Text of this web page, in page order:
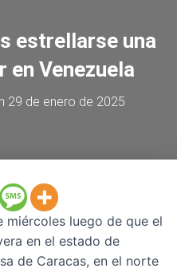
estrellarse una
en Venezuela
29 de enero de 2025
miércoles luego de que el
en el estado de
de Caracas, en el norte